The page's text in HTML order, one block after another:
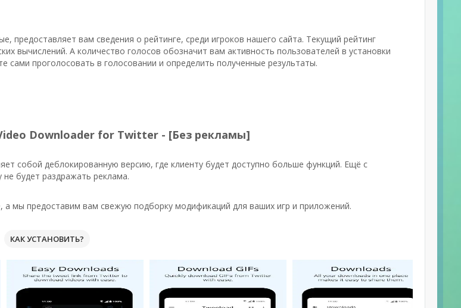
предоставляет вам сведения о рейтинге, среди игроков нашего сайта. Текущий рейтинг
вычислений. А количество голосов обозначит вам активность пользователей в установки
сами проголосовать в голосовании и определить полученные результаты.
Downloader for Twitter - [Без рекламы]
собой деблокированную версию, где клиенту будет доступно больше функций. Ещё с
будет раздражать реклама.
а мы предоставим вам свежую подборку модификаций для ваших игр и приложений.
КАК УСТАНОВИТЬ?